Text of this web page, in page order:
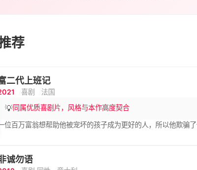
荐
二代上班记
喜剧 法国
💡同属优质喜剧片，风格与本作高度契合
位百万富翁想帮助他被宠坏的孩子成为更好的人，所以他欺骗
诚勿语